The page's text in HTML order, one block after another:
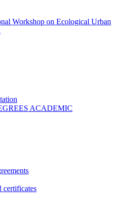
Workshop on Ecological Urban
ACADEMIC
certificates